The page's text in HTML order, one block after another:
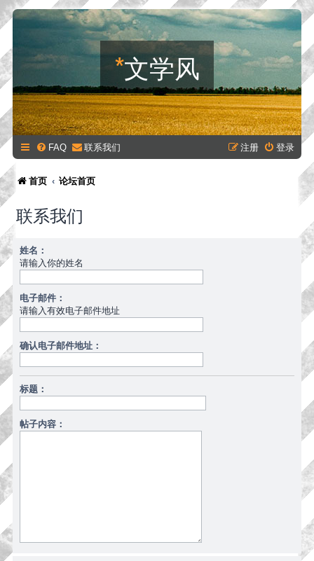
*文学风
FAQ 联系我们 登录
注册
首页 论坛首页
联系我们
姓名：
请输入你的姓名
电子邮件：
请输入有效电子邮件地址
确认电子邮件地址：
标题：
帖子内容：